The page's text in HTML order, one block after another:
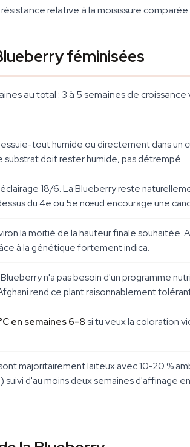
relative à la moisissure
féminisées
au total : 3 à 5 semaines de
tout humide ou directement dans un
substrat doit rester humide, pas détrempé.
18/6. La Blueberry reste
du 4e ou 5e nœud encourage une
la moitié de la hauteur finale souhaitée.
à la génétique fortement indica.
n'a pas besoin d'un programme
rend ce plant raisonnablement
en semaines 6-8si tu veux la coloration
majoritairement laiteux avec 10-20 %
suivi d'au moins deux semaines